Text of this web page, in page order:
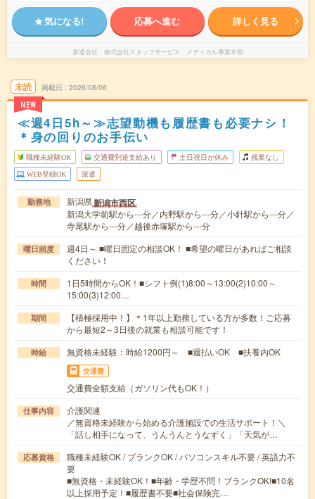
気になる! 応募へ進む 詳しく見る
派遣会社 株式会社スタッフサービス メディカル事業本部
未読
NEW
掲載日 2026/08/06
≪週4日5h～≫志望動機も履歴書も必要ナシ！
＊身の回りのお手伝い
職種未経験OK 交通費別途支給あり 土日祝日が休み 残業なし
WEB登録OK 派遣
勤務地 新潟県新潟市西区
新潟大学前駅から---分／内野駅から---分／小針駅から---分／
寺尾駅から---分／越後赤塚駅から---分
曜日頻度
週4日～ ■曜日固定の相談OK！ ■希望の曜日があればご相談
ください！
時間
1日5時間からOK！■シフト例(1)8:00～13:00(2)10:00～
15:00(3)12:00…
期間
【積極採用中！】＊1年以上勤務している方が多数！ご応募
から最短2～3日後の就業も相談可能です！
時給 無資格未経験：時給1200円～ ■週払いOK ■扶養内OK
交通費
交通費全額支給（ガソリン代もOK！）
仕事内容
介護関連
／無資格未経験から始める介護施設での生活サポート！＼
「話し相手になって、うんうんとうなずく」「天気が…
応募資格
職種未経験OK / ブランクOK / パソコンスキル不要 / 英語力不
要
■無資格・未経験OK！■年齢・学歴不問！ブランクOK!■10名
以上採用予定！■履歴書不要■社会保険完…